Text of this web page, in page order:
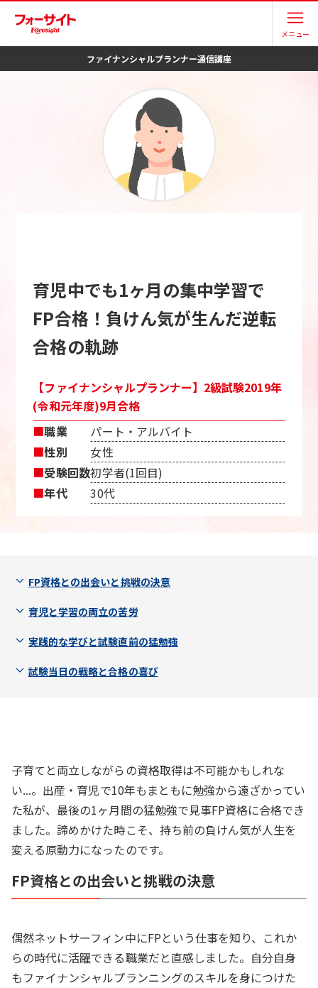
メニュー
ファイナンシャルプランナー通信講座
育児中でも1ヶ月の集中学習で
FP合格！負けん気が生んだ逆転
合格の軌跡
【ファイナンシャルプランナー】2級試験2019年
(令和元年度)9月合格
■職業
パート・アルバイト
■性別
女性
■受験回数初学者(1回目)
■年代 30代
FP資格との出会いと挑戦の決意
育児と学習の両立の苦労
実践的な学びと試験直前の猛勉強
試験当日の戦略と合格の喜び
子育てと両立しながらの資格取得は不可能かもしれな
い...。出産・育児で10年もまともに勉強から遠ざかってい
た私が、最後の1ヶ月間の猛勉強で見事FP資格に合格でき
ました。諦めかけた時こそ、持ち前の負けん気が人生を
変える原動力になったのです。
FP資格との出会いと挑戦の決意
偶然ネットサーフィン中にFPという仕事を知り、これか
らの時代に活躍できる職業だと直感しました。自分自身
もファイナンシャルプランニングのスキルを身につけた